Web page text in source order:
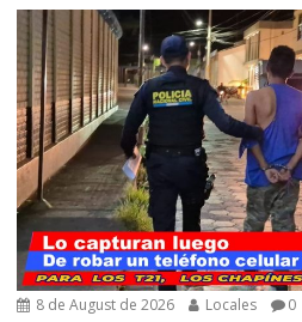
8 de August de 2026 Locales 0